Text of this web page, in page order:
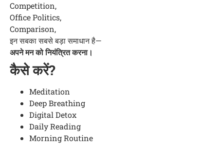
Competition,
Office Politics,
Comparison,
इन सबका सबसे बड़ा समाधान है—
अपने मन को नियंत्रित करना।
कैसे करें?
Meditation
Deep Breathing
Digital Detox
Daily Reading
Morning Routine